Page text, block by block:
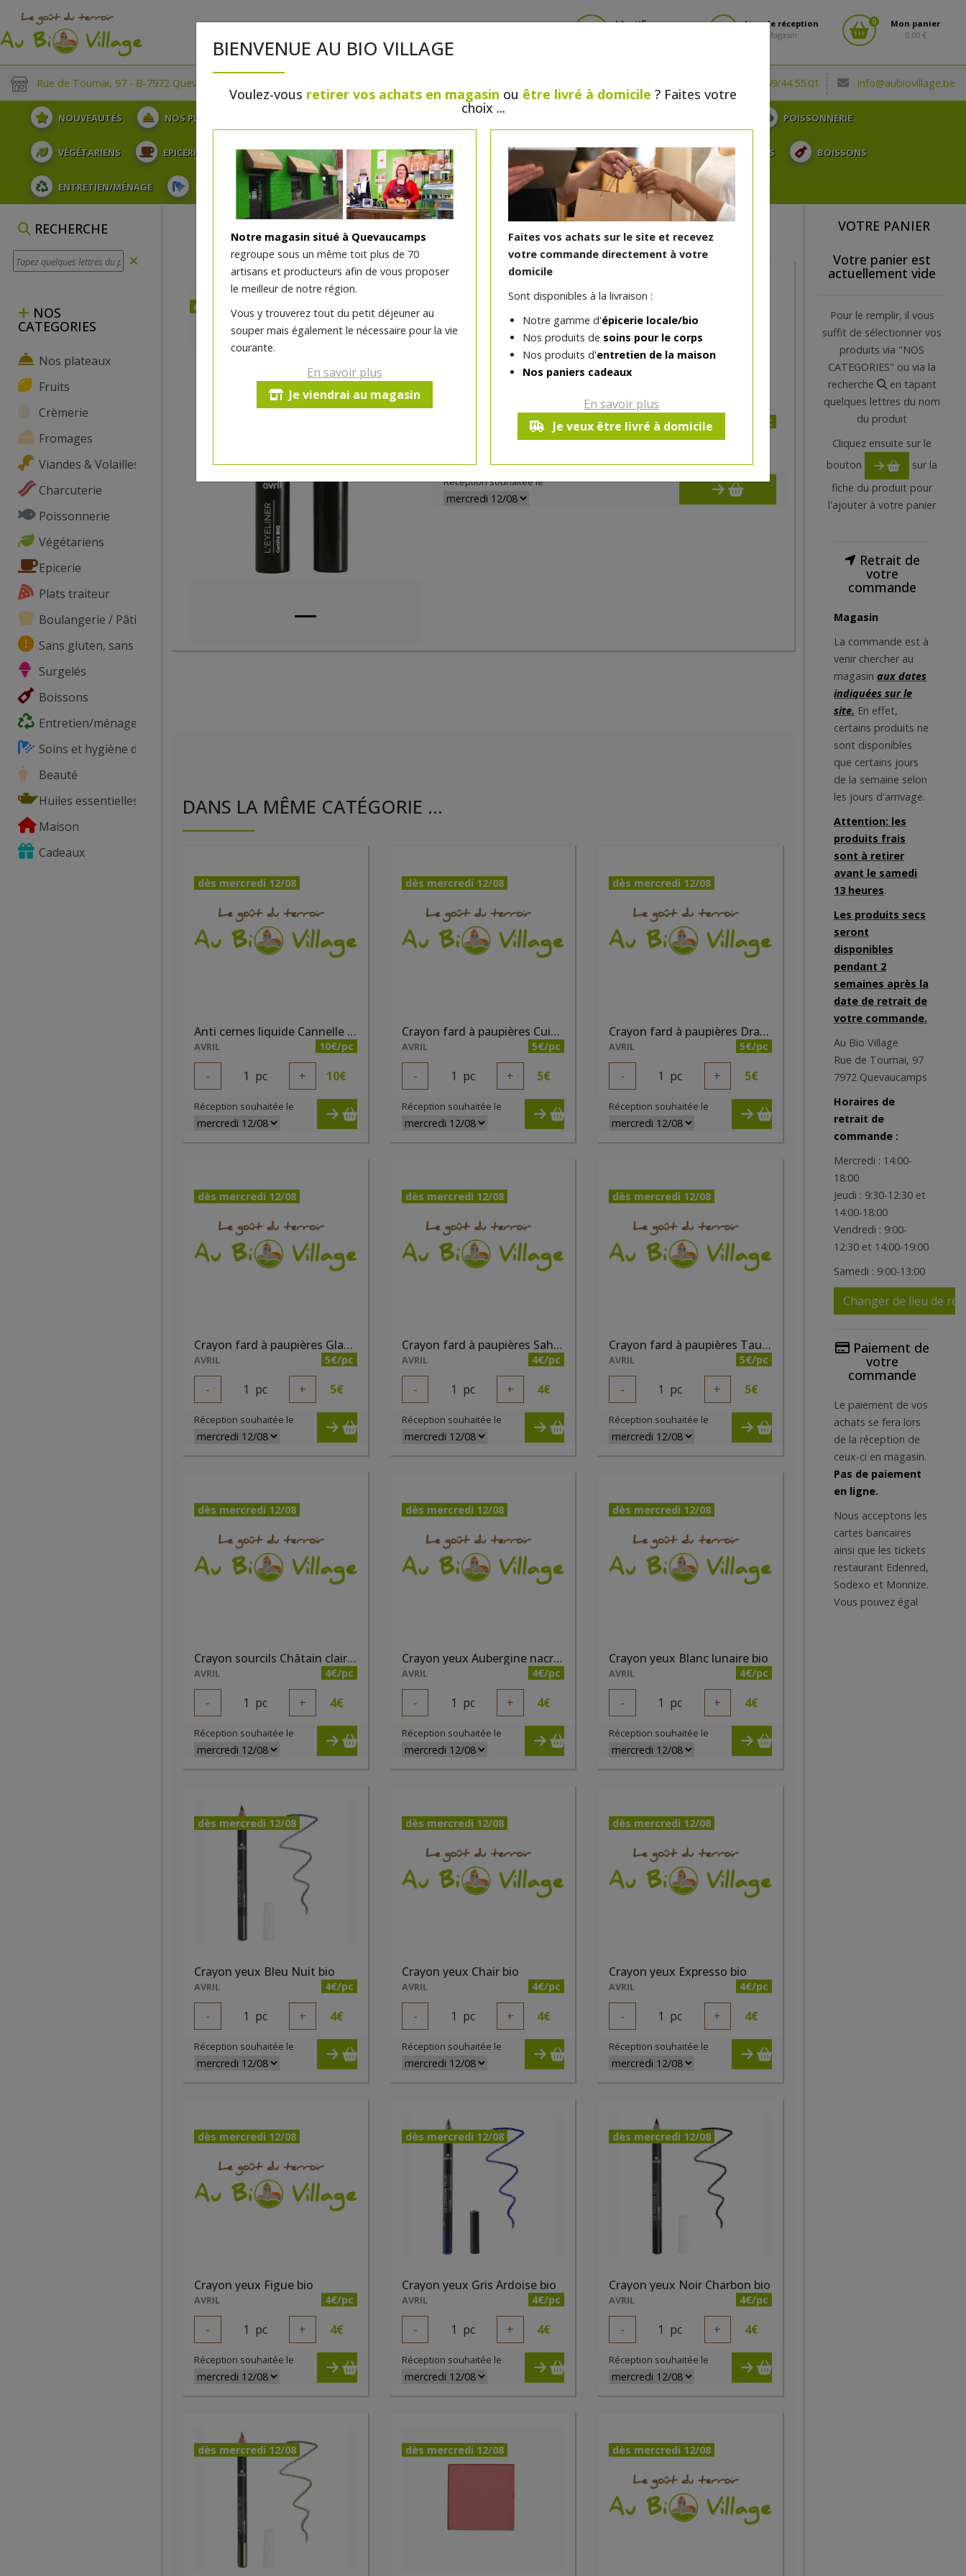
Identifiez-vous
Lieu de réception
Magasin
0
Mon panier
0.00 €
Rue de Tournai, 97 - B-7972 Quevaucamps (0032) 069/44.55.01 info@aubiovillage.be
NOUVEAUTÉS NOS PLATEAUX POISSONNERIE
VÉGÉTARIENS EPICERIE PLATS TRAITEUR BOULANGERIE / PÂTISSERIE SANS GLUTEN, SANS LACTOSE, ... SURGELÉS BOISSONS
ENTRETIEN/MÉNAGE SOINS ET HYGIÈNE DU CORPS BEAUTÉ HUILES ESSENTIELLES MAISON CADEAUX
RECHERCHE
NOS
CATEGORIES
Nos plateaux
Fruits
Crèmerie
Fromages
Viandes & Volailles
Charcuterie
Poissonnerie
Végétariens
Epicerie
Plats traiteur
Boulangerie / Pâtisserie
Sans gluten, sans lactose, ...
Surgelés
Boissons
Entretien/ménage
Soins et hygiène du corps
Beauté
Huiles essentielles
Maison
Cadeaux
BIENVENUE AU BIO VILLAGE
Voulez-vous retirer vos achats en magasin ou être livré à domicile ? Faites votre
choix ...
Notre magasin situé à Quevaucamps
regroupe sous un même toit plus de 70
artisans et producteurs afin de vous proposer
le meilleur de notre région.
Vous y trouverez tout du petit déjeuner au
souper mais également le nécessaire pour la vie
courante.
En savoir plus
Je viendrai au magasin
Faites vos achats sur le site et recevez
votre commande directement à votre
domicile
Sont disponibles à la livraison :
Notre gamme d'épicerie locale/bio
Nos produits de soins pour le corps
Nos produits d'entretien de la maison
Nos paniers cadeaux
En savoir plus
Je veux être livré à domicile
dès mercredi 12/08
Eyeliner Noir bio
L'eyeliner noir d'Avril est ce qu'il vous faut ! Grâce à son pinceau très
fin, l'application de ce liner liquide est ultra facile et le résultat tient
toute la journée !
9€/pc
Réception souhaitée le
DANS LA MÊME CATÉGORIE ...
dès mercredi 12/08
Anti cernes liquide Cannelle bio
AVRIL 10€/pc
- 1 pc + 10€
Réception souhaitée le
dès mercredi 12/08
Crayon fard à paupières Cuivré irisé bio
AVRIL 5€/pc
- 1 pc + 5€
Réception souhaitée le
dès mercredi 12/08
Crayon fard à paupières Dragée nacré bio
AVRIL 5€/pc
- 1 pc + 5€
Réception souhaitée le
dès mercredi 12/08
Crayon fard à paupières Glacier nacré bio
AVRIL 5€/pc
- 1 pc + 5€
Réception souhaitée le
dès mercredi 12/08
Crayon fard à paupières Sahara nacré bio
AVRIL 4€/pc
- 1 pc + 4€
Réception souhaitée le
dès mercredi 12/08
Crayon fard à paupières Taupe nacré bio
AVRIL 5€/pc
- 1 pc + 5€
Réception souhaitée le
dès mercredi 12/08
Crayon sourcils Châtain clair bio
AVRIL 4€/pc
- 1 pc + 4€
Réception souhaitée le
dès mercredi 12/08
Crayon yeux Aubergine nacré bio
AVRIL 4€/pc
- 1 pc + 4€
Réception souhaitée le
dès mercredi 12/08
Crayon yeux Blanc lunaire bio
AVRIL 4€/pc
- 1 pc + 4€
Réception souhaitée le
dès mercredi 12/08
Crayon yeux Bleu Nuit bio
AVRIL 4€/pc
- 1 pc + 4€
Réception souhaitée le
dès mercredi 12/08
Crayon yeux Chair bio
AVRIL 4€/pc
- 1 pc + 4€
Réception souhaitée le
dès mercredi 12/08
Crayon yeux Expresso bio
AVRIL 4€/pc
- 1 pc + 4€
Réception souhaitée le
dès mercredi 12/08
Crayon yeux Figue bio
AVRIL 4€/pc
- 1 pc + 4€
Réception souhaitée le
dès mercredi 12/08
Crayon yeux Gris Ardoise bio
AVRIL 4€/pc
- 1 pc + 4€
Réception souhaitée le
dès mercredi 12/08
Crayon yeux Noir Charbon bio
AVRIL 4€/pc
- 1 pc + 4€
Réception souhaitée le
dès mercredi 12/08 dès mercredi 12/08 dès mercredi 12/08
VOTRE PANIER
Votre panier est
actuellement vide
Pour le remplir, il vous
suffit de sélectionner vos
produits via "NOS
CATEGORIES" ou via la
recherche
en tapant
quelques lettres du nom
du produit
Cliquez ensuite sur le
bouton
sur la
fiche du produit pour
l'ajouter à votre panier
Retrait de
votre
commande
Magasin
La commande est à
venir chercher au
magasin aux dates
indiquées sur le
site. En effet,
certains produits ne
sont disponibles
que certains jours
de la semaine selon
les jours d'arrivage.
Attention: les
produits frais
sont à retirer
avant le samedi
13 heures.
Les produits secs
seront
disponibles
pendant 2
semaines après la
date de retrait de
votre commande.
Au Bio Village
Rue de Tournai, 97
7972 Quevaucamps
Horaires de
retrait de
commande :
Mercredi : 14:00-
18:00
Jeudi : 9:30-12:30 et
14:00-18:00
Vendredi : 9:00-
12:30 et 14:00-19:00
Samedi : 9:00-13:00
Changer de lieu de
Paiement de
votre
commande
Le paiement de vos
achats se fera lors
de la réception de
ceux-ci en magasin.
Pas de paiement
en ligne.
Nous acceptons les
cartes bancaires
ainsi que les tickets
restaurant Edenred,
Sodexo et Monnize.
Vous pouvez égal